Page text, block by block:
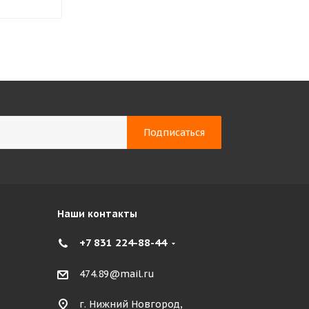
Наши контакты
+7 831 224-88-44
474.89@mail.ru
г. Нижний Новгород,